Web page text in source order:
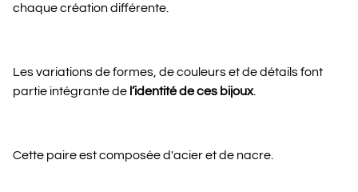
chaque création différente.
Les variations de formes, de couleurs et de détails font
partie intégrante de l’identité de ces bijoux.
Cette paire est composée d'acier et de nacre.